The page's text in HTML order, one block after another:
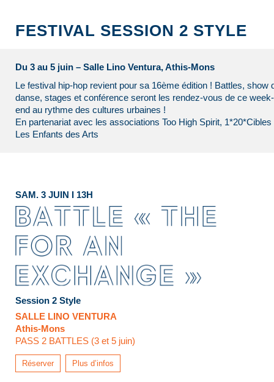
FESTIVAL SESSION 2 STYLE
Du 3 au 5 juin – Salle Lino Ventura, Athis-Mons
Le festival hip-hop revient pour sa 16ème édition ! Battles, show
danse, stages et conférence seront les rendez-vous de ce week-
end au rythme des cultures urbaines !
En partenariat avec les associations Too High Spirit, 1*20*Cibles
Les Enfants des Arts
SAM. 3 JUIN I 13H
Session 2 Style
SALLE LINO VENTURA
Athis-Mons
PASS 2 BATTLES (3 et 5 juin)
Réserver Plus d’infos